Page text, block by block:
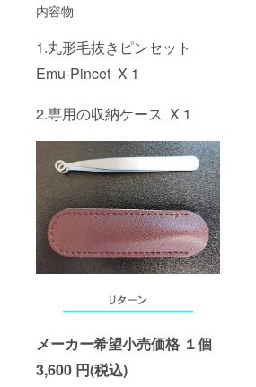
内容物
1.丸形毛抜きピンセット
Emu-Pincet X 1
2.専用の収納ケース X 1
メーカー希望小売価格 １個
3,600 円(税込)